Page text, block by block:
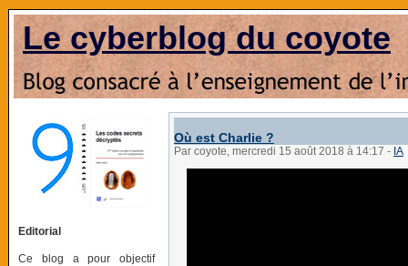
Le cyberblog du coyote
Editorial
Ce blog a pour objectif
Où est Charlie ?
Par coyote, mercredi 15 août 2018 à 14:17 - IA